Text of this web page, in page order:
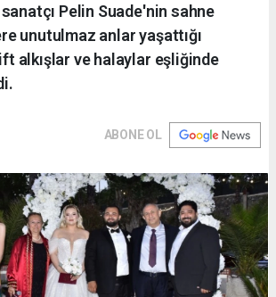
sanatçı Pelin Suade'nin sahne
unutulmaz anlar yaşattığı
alkışlar ve halaylar eşliğinde
ABONE OL